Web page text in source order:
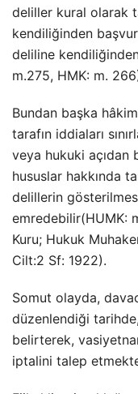
deliller kural olarak
kendiliğinden
deliline
m.275, HMK: m.
Bundan başka
tarafın iddiaları
veya hukuki
hususlar hakkında
delillerin
emredebilir(HUMK:
Kuru; Hukuk
Cilt:2 Sf: 1922).
Somut olayda,
düzenlendiği
belirterek,
iptalini talep